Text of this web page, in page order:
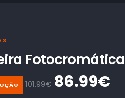
Fotocromática
101.99€ 86.99€